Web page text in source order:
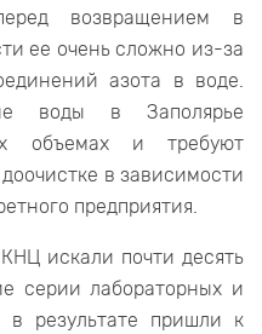
возвращением в
ее очень сложно из-за
азота в воде.
воды в Заполярье
объемах и требуют
в зависимости
предприятия.
искали почти десять
серии лабораторных и
в результате пришли к